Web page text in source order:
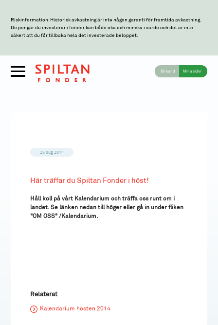
Riskinformation: Historisk avkastning är inte någon garanti för framtida avkastning.
De pengar du investerar i fonder kan både öka och minska i värde och det är inte
säkert att du får tillbaka hela det investerade beloppet.
Bli kund Mina sidor
25 aug 2014
Här träffar du Spiltan Fonder i höst!
Håll koll på vårt Kalendarium och träffa oss runt om i
landet. Se länken nedan till höger eller gå in under fliken
"OM OSS" /Kalendarium.
Relaterat
Kalendarium hösten 2014